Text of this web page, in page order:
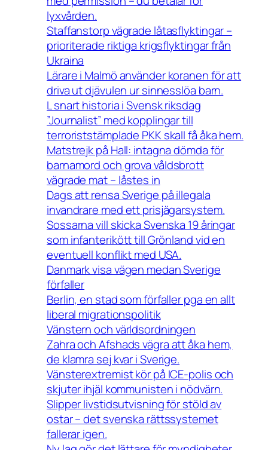
lyxvården.
Staffanstorp vägrade låtasflyktingar –
prioriterade riktiga krigsflyktingar från
Ukraina
Lärare i Malmö använder koranen för att
driva ut djävulen ur sinnesslöa barn.
L snart historia i Svensk riksdag
”Journalist” med kopplingar till
terroriststämplade PKK skall få åka hem.
Matstrejk på Hall: intagna dömda för
barnamord och grova våldsbrott
vägrade mat – låstes in
Dags att rensa Sverige på illegala
invandrare med ett prisjägarsystem.
Sossarna vill skicka Svenska 19 åringar
som infanterikött till Grönland vid en
eventuell konflikt med USA.
Danmark visa vägen medan Sverige
förfaller
Berlin, en stad som förfaller pga en allt
liberal migrationspolitik
Vänstern och världsordningen
Zahra och Afshads vägra att åka hem,
de klamra sej kvar i Sverige.
Vänsterextremist kör på ICE-polis och
skjuter ihjäl kommunisten i nödvärn.
Slipper livstidsutvisning för stöld av
ostar – det svenska rättssystemet
fallerar igen.